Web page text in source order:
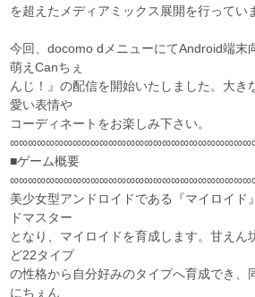
を超えたメディアミックス展開を行ってい
今回、docomo dメニューにてAndroid端末
萌えCanちぇ
んじ！』の配信を開始いたしました。大き
愛い表情や
コーディネートをお楽しみ下さい。
■ゲーム概要
美少女型アンドロイドである『マイロイド
ドマスター
となり、マイロイドを育成します。甘えん
ど22タイプ
の性格から自分好みのタイプへ育成でき、
にちぇん